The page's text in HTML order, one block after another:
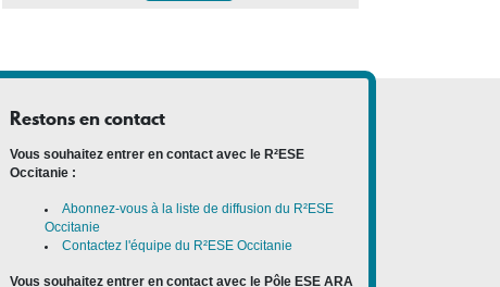
Restons en contact
Vous souhaitez entrer en contact avec le R²ESE
Occitanie :
Abonnez-vous à la liste de diffusion du R²ESE
Occitanie
Contactez l'équipe du R²ESE Occitanie
Vous souhaitez entrer en contact avec le Pôle ESE ARA